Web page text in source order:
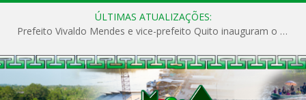
ÚLTIMAS ATUALIZAÇÕES:
Prefeito Vivaldo Mendes e vice-prefeito Quito inauguram o CAPS e fortalecem a saúde pública em Anajás.